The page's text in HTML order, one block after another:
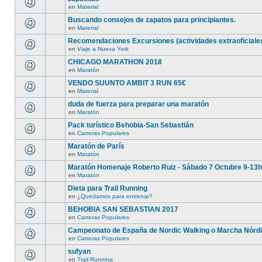
en Material
Buscando consejos de zapatos para principiantes.
en Material
Recomendaciones Excursiones (actividades
en Viaje a Nueva York
CHICAGO MARATHON 2018
en Maratón
VENDO SUUNTO AMBIT 3 RUN 65€
en Material
duda de fuerza para preparar una maratón
en Maratón
Pack turístico Behobia-San Sebastián
en Carreras Populares
Maratón de París
en Maratón
Maratón Homenaje Roberto Ruiz - Sábado 7 Octubre 9-
en Maratón
Dieta para Trail Running
en ¿Quedamos para entrenar?
BEHOBIA SAN SEBASTIAN 2017
en Carreras Populares
Campeonato de España de Nordic Walking o Marcha
en Carreras Populares
sufyan
en Trail Running